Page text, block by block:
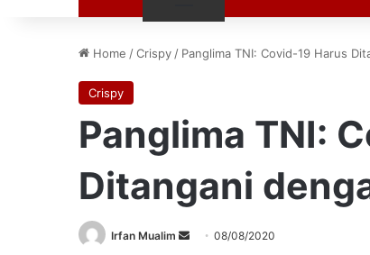
Home /Crispy / Panglima TNI: Covid-19 Harus
Crispy
Panglima TNI:
Ditangani
Irfan Mualim
Send08/08/2020